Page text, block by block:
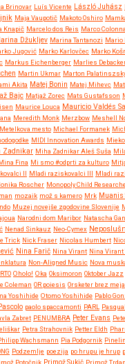
Brinovar Luís Vicente László Juhász
Maja Vaupotič Makoto Oshiro
Knapič Marcelo dos Reis Marco Colonna
Džukljev Marina Tantanozi Mario
Jugović Marko Karlovčec Marko
Markus Eichenberger Marlies
Martin Ukmar Marton
Akita Matej Bonin Matej Mihevc
Bajc Matjaž Zorec Mats Gustafsson
Maurice Louca Mauricio Valdés
Meredith Monk Merzbow Meshell
Metelkova mesto Michael Formanek
MIDI Innovation Awards
Zadnikar Miha Zadnikar Aleš Suša
Fina Mi smo #odprti za kulturo
II Mladi raziskovalci III Mladi
Roscher Monopoly Child
mozaik mož s kamero Mrk Muanis
Muzej novejše zgodovine Slovenije
Narodni dom Maribor Natascha
Nenad Sinkauz Neo-Cymex
Trick Nick Fraser Nicolas Humbert
Nina Farič Nina Virant Nina Virant
Non-Aligned Music Nova
Oholo! Oka Oksimoron Oktober Jazz
Coleman OR poiesis Orsketer brez meja
Yoshihide Otomo Yoshihide Pablo
paolo spaccamonti PARL
Zabret PENUMBRA Peter Evans
Petra Strahovnik Petter Eldh
Wachsmann Pia Podgornik
Podzemlje poezija po hrupu je hrup
Potočnik Primož Sukič Primož Trdan